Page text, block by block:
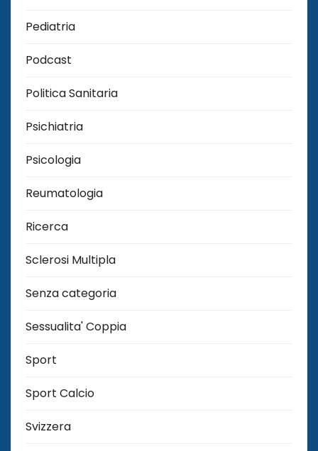
Pediatria
Podcast
Politica Sanitaria
Psichiatria
Psicologia
Reumatologia
Ricerca
Sclerosi Multipla
Senza categoria
Sessualita' Coppia
Sport
Sport Calcio
Svizzera